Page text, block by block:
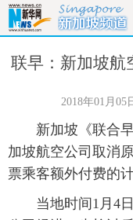
首页
时尚
港澳
联早：新加坡航
2018年01月05
新加坡《联合早
加坡航空公司取消
票乘客额外付费的计
当地时间1月4日